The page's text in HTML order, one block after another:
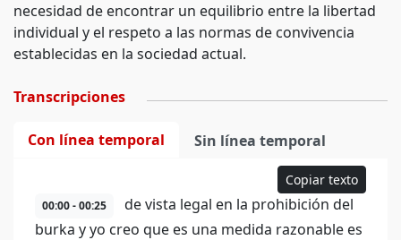
necesidad de encontrar un equilibrio entre la libertad
individual y el respeto a las normas de convivencia
establecidas en la sociedad actual.
Transcripciones
Con línea temporal Sin línea temporal
Copiar texto
00:00 - 00:25
de vista legal en la prohibición del
burka y yo creo que es una medida razonable es